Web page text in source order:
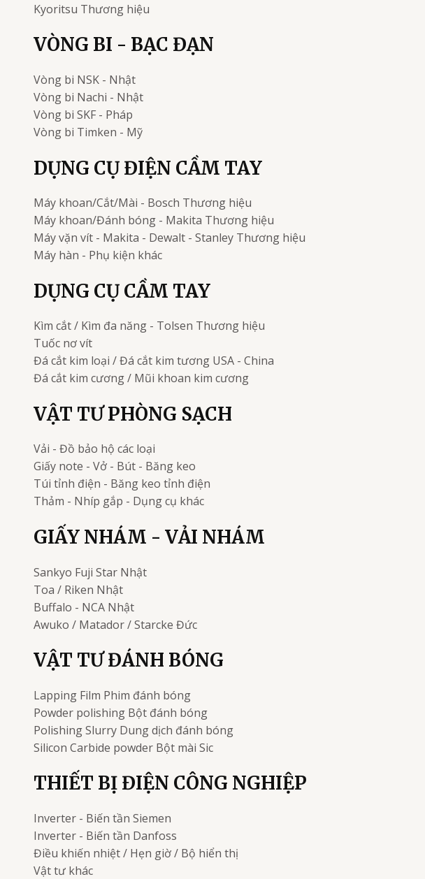
Kyoritsu Thương hiệu
VÒNG BI - BẠC ĐẠN
Vòng bi NSK - Nhật
Vòng bi Nachi - Nhật
Vòng bi SKF - Pháp
Vòng bi Timken - Mỹ
DỤNG CỤ ĐIỆN CẦM TAY
Máy khoan/Cắt/Mài - Bosch Thương hiệu
Máy khoan/Đánh bóng - Makita Thương hiệu
Máy vặn vít - Makita - Dewalt - Stanley Thương hiệu
Máy hàn - Phụ kiện khác
DỤNG CỤ CẦM TAY
Kìm cắt / Kìm đa năng - Tolsen Thương hiệu
Tuốc nơ vít
Đá cắt kim loại / Đá cắt kim tương USA - China
Đá cắt kim cương / Mũi khoan kim cương
VẬT TƯ PHÒNG SẠCH
Vải - Đồ bảo hộ các loại
Giấy note - Vở - Bút - Băng keo
Túi tỉnh điện - Băng keo tỉnh điện
Thảm - Nhíp gắp - Dụng cụ khác
GIẤY NHÁM - VẢI NHÁM
Sankyo Fuji Star Nhật
Toa / Riken Nhật
Buffalo - NCA Nhật
Awuko / Matador / Starcke Đức
VẬT TƯ ĐÁNH BÓNG
Lapping Film Phim đánh bóng
Powder polishing Bột đánh bóng
Polishing Slurry Dung dịch đánh bóng
Silicon Carbide powder Bột mài Sic
THIẾT BỊ ĐIỆN CÔNG NGHIỆP
Inverter - Biến tần Siemen
Inverter - Biến tần Danfoss
Điều khiến nhiệt / Hẹn giờ / Bộ hiển thị
Vật tư khác